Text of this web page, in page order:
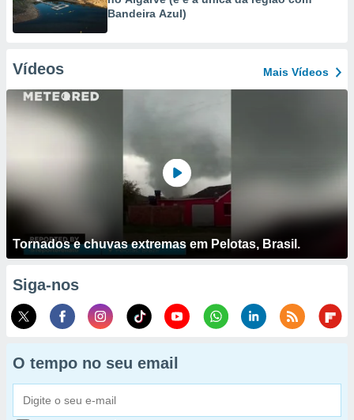
Bandeira Azul)
Vídeos Mais Vídeos
Tornados e chuvas extremas em Pelotas, Brasil.
Siga-nos
O tempo no seu email